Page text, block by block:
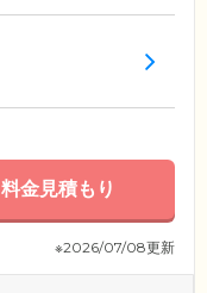
料金見積もり
※2026/07/08更新